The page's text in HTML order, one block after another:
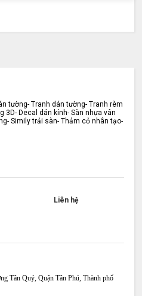
tường- Tranh dán tường- Tranh rèm
3D- Decal dán kính- Sàn nhựa vân
Simily trải sàn- Thảm cỏ nhân tạo-
Liên hệ
Tân Quý, Quận Tân Phú, Thành phố